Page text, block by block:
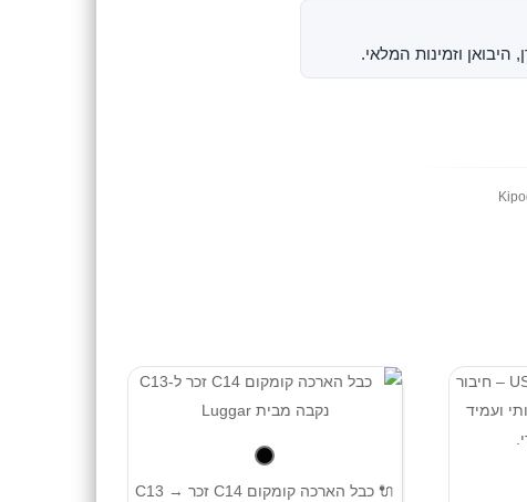
היבואן וזמינות המלאי.
🔌 כבל הארכה קומקום C14 זכר → C13